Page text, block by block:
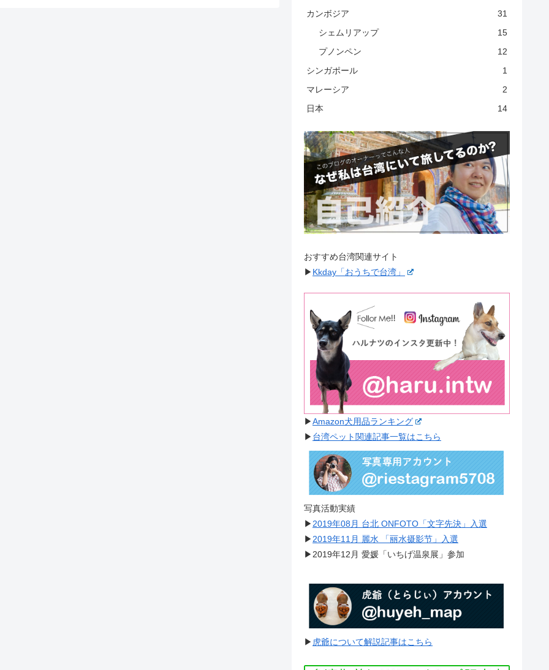
カンボジア
31
シェムリアップ
15
プノンペン
12
シンガポール
1
マレーシア
2
日本
14
おすすめ台湾関連サイト
▶︎ Kkday「おうちで台湾」
▶︎Amazon犬用品ランキング
▶︎ 台湾ペット関連記事一覧はこちら
写真活動実績
▶︎2019年08月 台北 ONFOTO「文字先決」入選
▶︎2019年11月 麗水 「丽水摄影节」入選
▶︎2019年12月 愛媛「いちげ温泉展」参加
▶︎ 虎爺について解説記事はこちら